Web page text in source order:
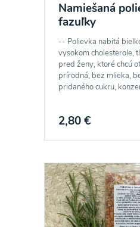
Namiešaná
fazuľky
-- Polievka nabitá
vysokom cholesterole,
pred ženy, ktoré chcú
prírodná, bez mlieka,
pridaného cukru,
2,80 €